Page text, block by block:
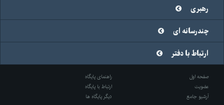
رهبری
چندرسانه ای
ارتباط با دفتر
صفحه اول
راهنمای پایگاه
عضویت
ارتباط با پایگاه
آرشیو جامع
دیگر پایگاه ها